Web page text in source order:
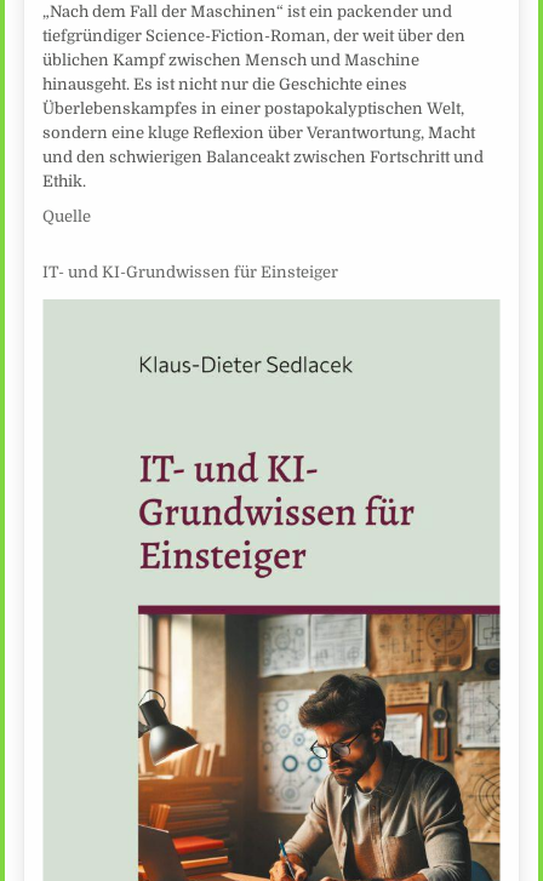
„Nach dem Fall der Maschinen“ ist ein packender und
tiefgründiger Science-Fiction-Roman, der weit über den
üblichen Kampf zwischen Mensch und Maschine
hinausgeht. Es ist nicht nur die Geschichte eines
Überlebenskampfes in einer postapokalyptischen Welt,
sondern eine kluge Reflexion über Verantwortung, Macht
und den schwierigen Balanceakt zwischen Fortschritt und
Ethik.
Quelle
IT- und KI-Grundwissen für Einsteiger